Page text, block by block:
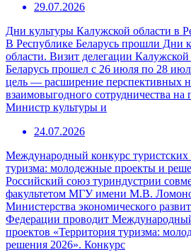
29.07.2026
Дни культуры Калужской области в
В Республике Беларусь прошли Дни
области. Визит делегации
Беларусь прошел с 26 июля по 28
цель — расширение перспективных
взаимовыгодного сотрудничества на
Министр культуры и
24.07.2026
Международный конкурс туристских
туризма: молодежные проекты и
Российский союз туриндустрии
факультетом МГУ имени М.В.
Министерства экономического
Федерации проводит
проектов «Территория туризма:
решения 2026». Конкурс